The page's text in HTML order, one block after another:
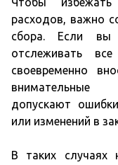
расходов, важно
сбора. Если вы
отслеживать
своевременно
внимательные
допускают
или изменений в
В таких случаях